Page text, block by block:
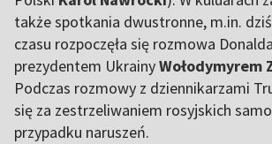
także spotkania dwustronne, m.in.
czasu rozpoczęła się rozmowa
prezydentem UkrainyWołodymyrem
Podczas rozmowy z dziennikarzami
się za zestrzeliwaniem rosyjskich
przypadku naruszeń.